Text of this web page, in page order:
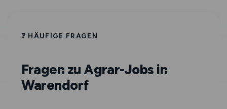
❓ HÄUFIGE FRAGEN
Fragen zu Agrar-Jobs in
Warendorf